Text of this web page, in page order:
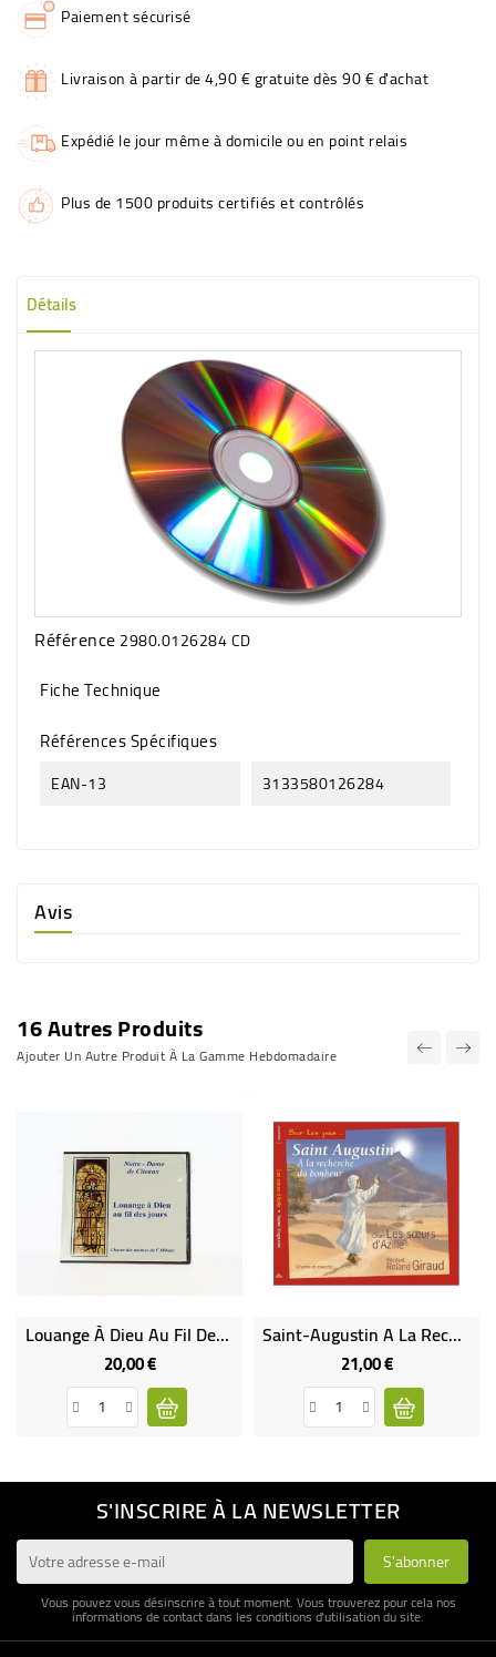
Paiement sécurisé
Livraison à partir de 4,90 € gratuite dès 90 € d'achat
Expédié le jour même à domicile ou en point relais
Plus de 1500 produits certifiés et contrôlés
Détails
Référence2980.0126284 CD
Fiche Technique
Références Spécifiques
EAN-13 3133580126284
Avis
16 Autres Produits
Ajouter Un Autre Produit À La Gamme Hebdomadaire
Louange À Dieu Au Fil Des Jours
20,00 €Prix
Saint-Augustin A La Recherche Du Bonheur
21,00 €Prix
S'INSCRIRE À LA NEWSLETTER
Vous pouvez vous désinscrire à tout moment. Vous trouverez pour cela nos
informations de contact dans les conditions d'utilisation du site.